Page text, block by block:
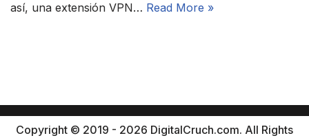
así, una extensión VPN… Read More »
Copyright © 2019 - 2026 DigitalCruch.com. All Rights